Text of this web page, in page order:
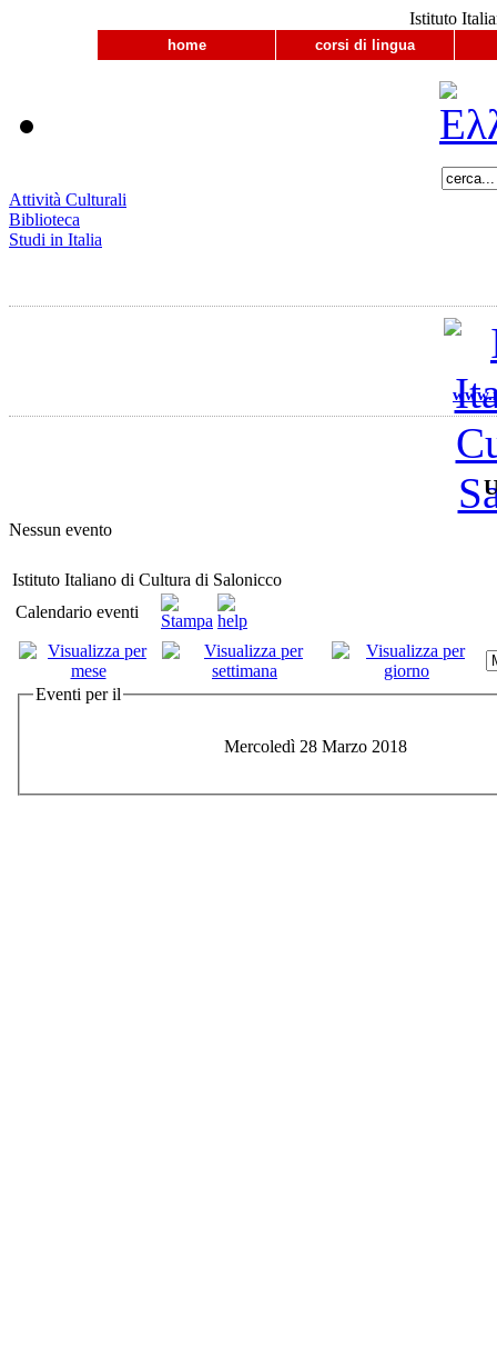
Istituto
home corsi di lingua
Attività Culturali
Biblioteca
Studi in Italia
Nessun evento
Istituto Italiano di Cultura di Salonicco
Calendario eventi
Eventi per il
Mercoledì 28 Marzo 2018